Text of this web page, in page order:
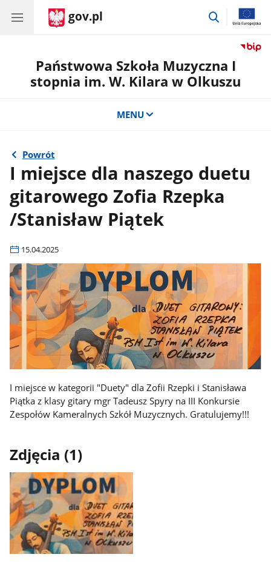
gov.pl
przejdź
Państwowa Szkoła Muzyczna I
stopnia im. W. Kilara w Olkuszu
MENU
Powrót
I miejsce dla naszego duetu
gitarowego Zofia Rzepka
/Stanisław Piątek
15.04.2025
I miejsce w kategorii "Duety" dla Zofii Rzepki i Stanisława
Piątka z klasy gitary mgr Tadeusz Spyry na III Konkursie
Zespołów Kameralnych Szkół Muzycznych. Gratulujemy!!!
Zdjęcia (1)